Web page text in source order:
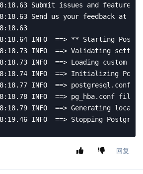
Submit issues and feature
Send us your feedback at
INFO  ==> ** Starting
INFO  ==> Validating settings
INFO  ==> Loading
INFO  ==> Initializing
INFO  ==>
INFO  ==> pg_hba.conf
INFO  ==> Generating
INFO  ==> Stopping
回复